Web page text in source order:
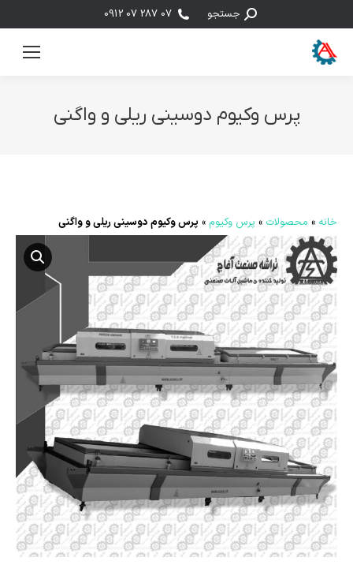
جستجو:جستجو 07 287 07 0912
پرس وکیوم دوسینی ریلی و واگنی
خانه » محصولات » پرس وکیوم » پرس وکیوم دوسینی ریلی و واگنی